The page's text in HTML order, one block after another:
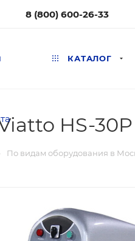
8 (800) 600-26-33
КАТАЛОГ
HS-
По видам оборудования в